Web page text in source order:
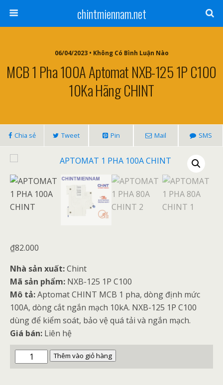
chintmiennam.net
06/04/2023 • Không Có Bình Luận Nào
MCB 1 Pha 100A Aptomat NXB-125 1P C100
10Ka Hãng CHINT
Chia sẻ Tweet Pin Mail SMS
₫82.000
Nhà sản xuất:Chint
Mã sản phẩm: NXB-125 1P C100
Mô tả:Aptomat CHINT MCB 1 pha, dòng định mức
100A, dòng cắt ngắn mạch 10kA. NXB-125 1P C100
dùng để kiểm soát, bảo vệ quá tải và ngắn mạch.
Giá bán: Liên hệ
1
Thêm vào giỏ hàng